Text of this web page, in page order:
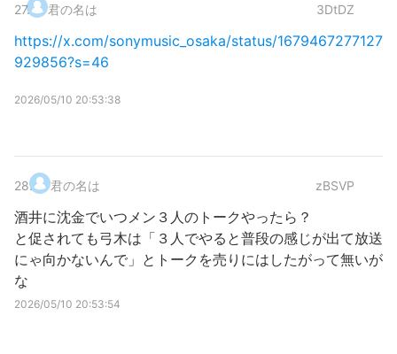
27. 君の名は 3DtDZ
https://x.com/sonymusic_osaka/status/1679467277127
929856?s=46
2026/05/10 20:53:38
28. 君の名は zBSVP
酒井に沈金でいつメン３人のトークやったら？
と促されても弓木は「３人でやると普段の感じが出て放送
にゃ向かないんで」とトークを売りにはしたがって無いが
な
2026/05/10 20:53:54